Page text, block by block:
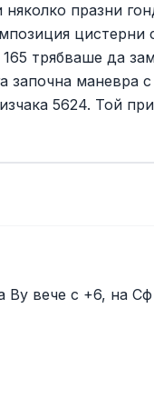
празни
трябваше да
маневра
5624. Той
Ву вече с +6, на